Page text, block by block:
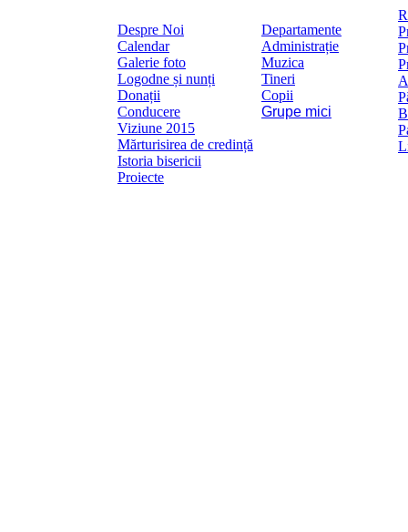
Despre Noi
Calendar
Galerie foto
Logodne și nunți
Donații
Conducere
Viziune 2015
Mărturisirea de credință
Istoria bisericii
Proiecte
Departamente
Administrație
Muzica
Tineri
Copii
Grupe mici